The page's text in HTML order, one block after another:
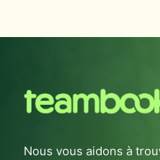
Nous vous aidons à